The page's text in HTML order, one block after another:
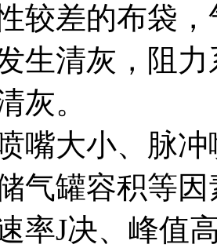
较差的布袋
生清灰，阻
灰。
嘴大小、脉
气罐容积等
率J决、峰值